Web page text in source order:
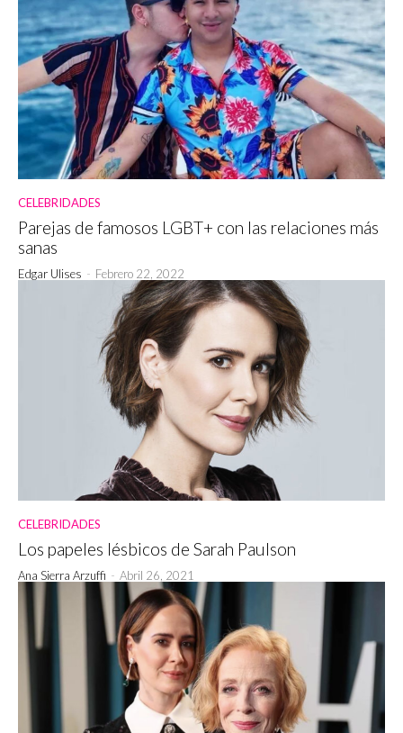
CELEBRIDADES
Parejas de famosos LGBT+ con las relaciones más
sanas
Edgar Ulises - Febrero 22, 2022
CELEBRIDADES
Los papeles lésbicos de Sarah Paulson
Ana Sierra Arzuffi - Abril 26, 2021